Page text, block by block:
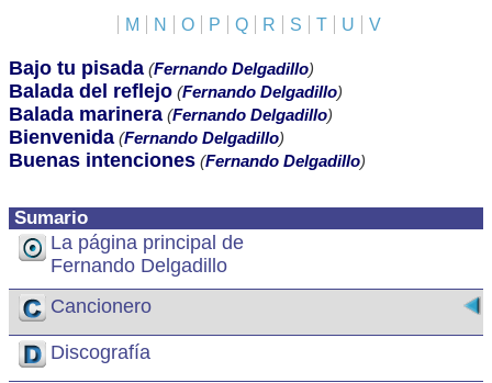
M
N O P Q R S T U V
Sumario
La página principal de
Fernando Delgadillo
Cancionero
Discografía
Bajo tu pisada (Fernando Delgadillo)
Balada del reflejo (Fernando Delgadillo)
Balada marinera (Fernando Delgadillo)
Bienvenida (Fernando Delgadillo)
Buenas intenciones (Fernando Delgadillo)